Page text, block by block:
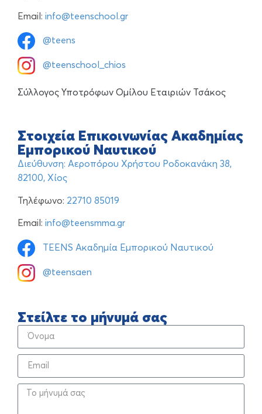
Email: info@teenschool.gr
@teens
@teenschool_chios
Σύλλογος Υποτρόφων Ομίλου Εταιριών Τσάκος
Στοιχεία Επικοινωνίας Ακαδημίας
Εμπορικού Ναυτικού
Διεύθυνση: Αεροπόρου Χρήστου Ροδοκανάκη 38,
82100, Χίος
Τηλέφωνο: 22710 85019
Email: info@teensmma.gr
TEENS Ακαδημία Εμπορικού Ναυτικού
@teensaen
Στείλτε το μήνυμά σας